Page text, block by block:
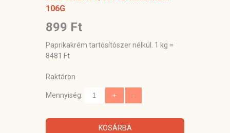
106G
899 Ft
Paprikakrém tartósítószer nélkül. 1 kg =
8481 Ft
Raktáron
Mennyiség:
KOSÁRBA